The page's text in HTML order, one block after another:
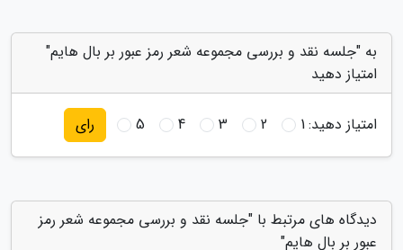
به "جلسه نقد و بررسی مجموعه شعر رمز عبور بر بال هایم"
امتیاز دهید
امتیاز دهید:1
2
3
4
5 رای
دیدگاه های مرتبط با "جلسه نقد و بررسی مجموعه شعر رمز
عبور بر بال هایم"